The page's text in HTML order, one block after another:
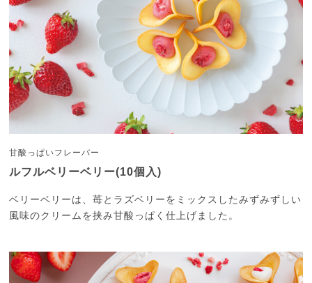
甘酸っぱいフレーバー
ルフルベリーベリー(10個入)
ベリーベリーは、苺とラズベリーをミックスしたみずみずしい
風味のクリームを挟み甘酸っぱく仕上げました。